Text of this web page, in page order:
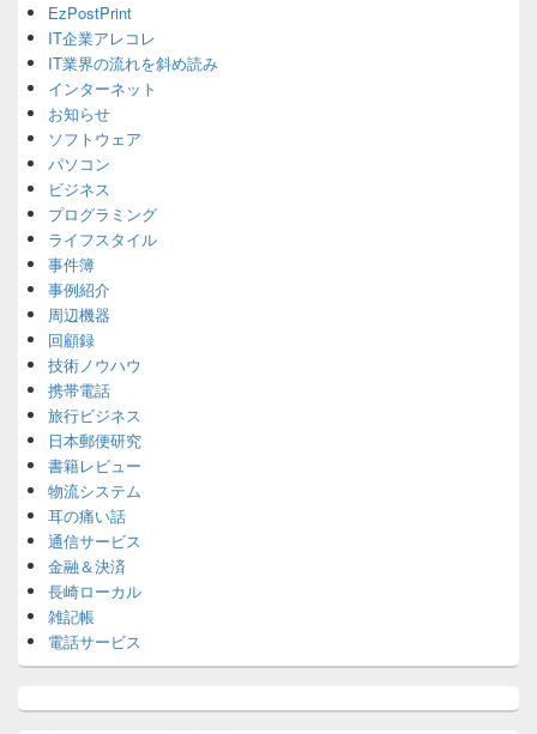
Sidebar
Widget
Area
EzPostPrint
IT企業アレコレ
IT業界の流れを斜め読み
インターネット
お知らせ
ソフトウェア
パソコン
ビジネス
プログラミング
ライフスタイル
事件簿
事例紹介
周辺機器
回顧録
技術ノウハウ
携帯電話
旅行ビジネス
日本郵便研究
書籍レビュー
物流システム
耳の痛い話
通信サービス
金融＆決済
長崎ローカル
雑記帳
電話サービス